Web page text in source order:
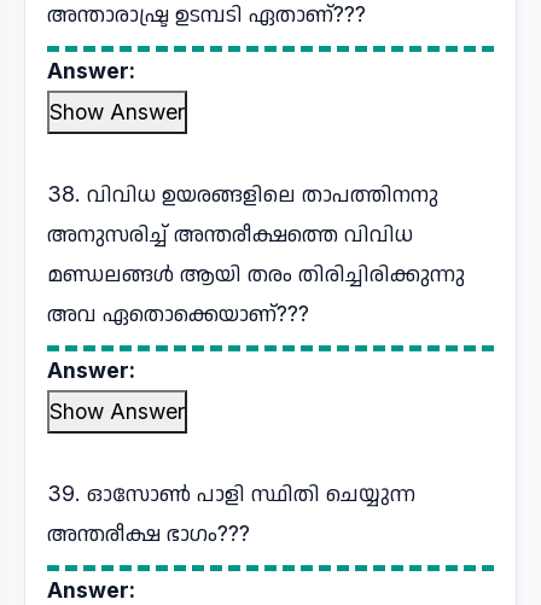
അന്താരാഷ്ട്ര ഉടമ്പടി ഏതാണ്???
Answer:
Show Answer
38. വിവിധ ഉയരങ്ങളിലെ താപത്തിനനു
അനുസരിച്ച് അന്തരീക്ഷത്തെ വിവിധ
മണ്ഡലങ്ങൾ ആയി തരം തിരിച്ചിരിക്കുന്നു
അവ ഏതൊക്കെയാണ്???
Answer:
Show Answer
39. ഓസോൺ പാളി സ്ഥിതി ചെയ്യുന്ന
അന്തരീക്ഷ ഭാഗം???
Answer: